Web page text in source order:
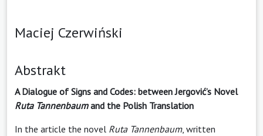
Maciej Czerwiński
Abstrakt
A Dialogue of Signs and Codes: between Jergović’s Novel
Ruta Tannenbaumand the Polish Translation
In the article the novel Ruta Tannenbaum, written